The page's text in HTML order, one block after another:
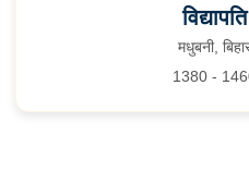
विद्यापति
मधुबनी,
1380 -